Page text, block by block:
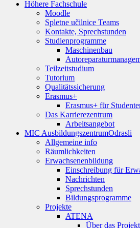
Höhere Fachschule
Moodle
Spletne učilnice Teams
Kontakte, Sprechstunden
Studienprogramme
Maschinenbau
Teilzeitstudium
Tutorium
Qualitätssicherung
Erasmus+
Erasmus+ für
Das Karrierezentrum
Arbeitsangebot
MIC AusbildungszentrumOdrasli
Allgemeine info
Räumlichkeiten
Erwachsenenbildung
Einschreibung für
Nachrichten
Sprechstunden
Bildungsprogramme
Projekte
ATENA
Über das Projekt